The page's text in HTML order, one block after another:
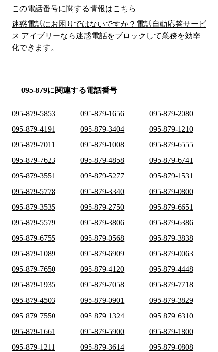
この電話番号に関する情報はこちら
迷惑電話にお困りではないですか？電話自動応答サービ
ス アイブリーなら迷惑電話をブロックして業務を効率
化できます。
095-879に関連する電話番号
095-879-5853 095-879-1656
095-879-2080
095-879-4191
095-879-3404
095-879-1210
095-879-7011
095-879-1008
095-879-6555
095-879-7623
095-879-4858
095-879-6741
095-879-3551
095-879-5277
095-879-1531
095-879-5778
095-879-3340
095-879-0800
095-879-3535
095-879-2750
095-879-6651
095-879-5579
095-879-3806
095-879-6386
095-879-6755
095-879-0568
095-879-3838
095-879-1089
095-879-6909
095-879-0063
095-879-7650
095-879-4120
095-879-4448
095-879-1935
095-879-7058
095-879-7718
095-879-4503
095-879-0901
095-879-3829
095-879-7550
095-879-1324
095-879-6310
095-879-1661
095-879-5900
095-879-1800
095-879-1211
095-879-3614
095-879-0808